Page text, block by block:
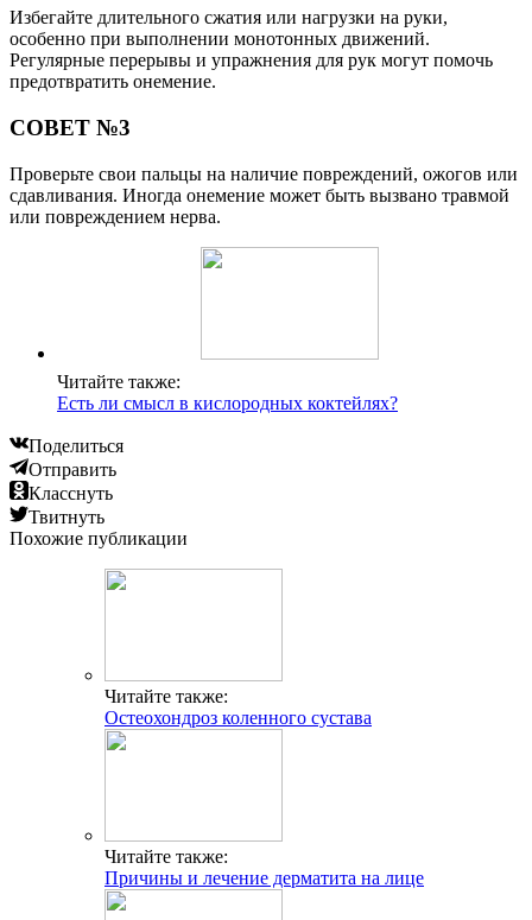
Избегайте длительного сжатия или нагрузки на руки,
особенно при выполнении монотонных движений.
Регулярные перерывы и упражнения для рук могут помочь
предотвратить онемение.
СОВЕТ №3
Проверьте свои пальцы на наличие повреждений, ожогов или
сдавливания. Иногда онемение может быть вызвано травмой
или повреждением нерва.
Читайте также:
Есть ли смысл в кислородных коктейлях?
Поделиться
Отправить
Класснуть
Твитнуть
Похожие публикации
Читайте также:
Остеохондроз коленного сустава
Читайте также:
Причины и лечение дерматита на лице